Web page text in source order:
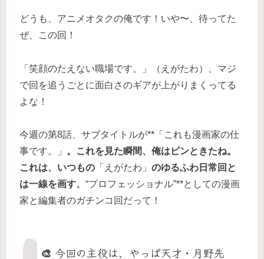
どうも、アニメオタクの俺です！いや〜、待ってた
ぜ、この回！
「笑顔のたえない職場です。」（えがたわ）、マジ
で回を追うごとに面白さのギアが上がりまくってる
よな！
今週の第8話、サブタイトルが**「これも漫画家の仕
事です。」 。これを見た瞬間、俺はピンときたね。
これは、いつもの 「えがたわ」 のゆるふわ日常回と
は一線を画す、 “プロフェッショナル”**としての漫画
家と編集者のガチンコ回だって！
🎨 今回の主役は、やっぱ天才・月野先